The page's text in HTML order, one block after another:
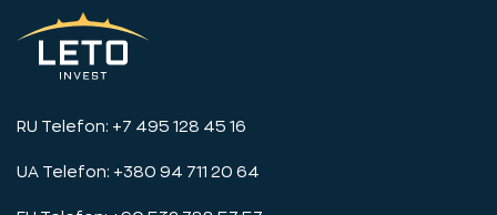
RU Telefon: +7 495 128 45 16
UA Telefon: +380 94 711 20 64